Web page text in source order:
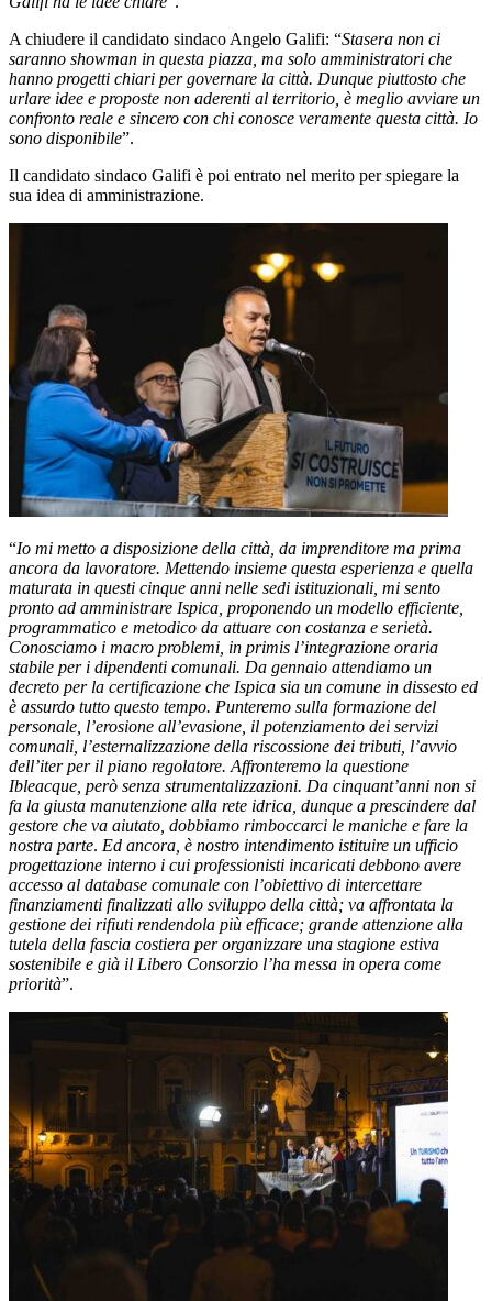
A chiudere il candidato sindaco Angelo Galifi: “Stasera non ci
saranno showman in questa piazza, ma solo amministratori che
hanno progetti chiari per governare la città. Dunque piuttosto che
urlare idee e proposte non aderenti al territorio, è meglio avviare un
confronto reale e sincero con chi conosce veramente questa città. Io
sono disponibile”.
Il candidato sindaco Galifi è poi entrato nel merito per spiegare la
sua idea di amministrazione.
“Io mi metto a disposizione della città, da imprenditore ma prima
ancora da lavoratore. Mettendo insieme questa esperienza e quella
maturata in questi cinque anni nelle sedi istituzionali, mi sento
pronto ad amministrare Ispica, proponendo un modello efficiente,
programmatico e metodico da attuare con costanza e serietà.
Conosciamo i macro problemi, in primis l’integrazione oraria
stabile per i dipendenti comunali. Da gennaio attendiamo un
decreto per la certificazione che Ispica sia un comune in dissesto ed
è assurdo tutto questo tempo. Punteremo sulla formazione del
personale, l’erosione all’evasione, il potenziamento dei servizi
comunali, l’esternalizzazione della riscossione dei tributi, l’avvio
dell’iter per il piano regolatore. Affronteremo la questione
Ibleacque, però senza strumentalizzazioni. Da cinquant’anni non si
fa la giusta manutenzione alla rete idrica, dunque a prescindere dal
gestore che va aiutato, dobbiamo rimboccarci le maniche e fare la
nostra parte. Ed ancora, è nostro intendimento istituire un ufficio
progettazione interno i cui professionisti incaricati debbono avere
accesso al database comunale con l’obiettivo di intercettare
finanziamenti finalizzati allo sviluppo della città; va affrontata la
gestione dei rifiuti rendendola più efficace; grande attenzione alla
tutela della fascia costiera per organizzare una stagione estiva
sostenibile e già il Libero Consorzio l’ha messa in opera come
priorità”.